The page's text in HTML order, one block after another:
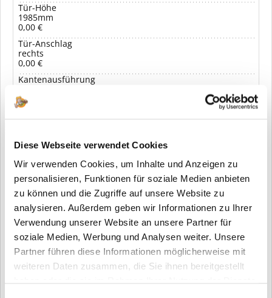
Diese Webseite verwendet Cookies
Wir verwenden Cookies, um Inhalte und Anzeigen zu
personalisieren, Funktionen für soziale Medien anbieten
zu können und die Zugriffe auf unsere Website zu
analysieren. Außerdem geben wir Informationen zu Ihrer
Verwendung unserer Website an unsere Partner für
soziale Medien, Werbung und Analysen weiter. Unsere
Partner führen diese Informationen möglicherweise mit
weiteren Daten zusammen, die Sie ihnen bereitgestellt
Tür-Höhe
1985mm
0,00 €
Tür-Anschlag
rechts
0,00 €
Kantenausführung
0,00 €
Ihr Preis: 175,00 € *
inkl. MwSt.zzgl. Versandkosten
In den Warenkorb
Merken